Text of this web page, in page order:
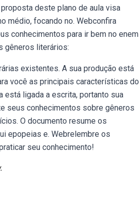
deste plano de aula visa
médio, focando no. Webconfira
conhecimentos para ir bem no enem
gêneros literários:
existentes. A sua produção está
você as principais características do
está ligada a escrita, portanto sua
seus conhecimentos sobre gêneros
O documento resume os
epopeias e. Webrelembre os
seu conhecimento!